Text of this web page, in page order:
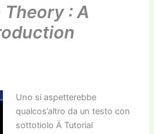
: A
Uno si aspetterebbe
qualcos’altro da un testo con
sottotiolo Ä Tutorial